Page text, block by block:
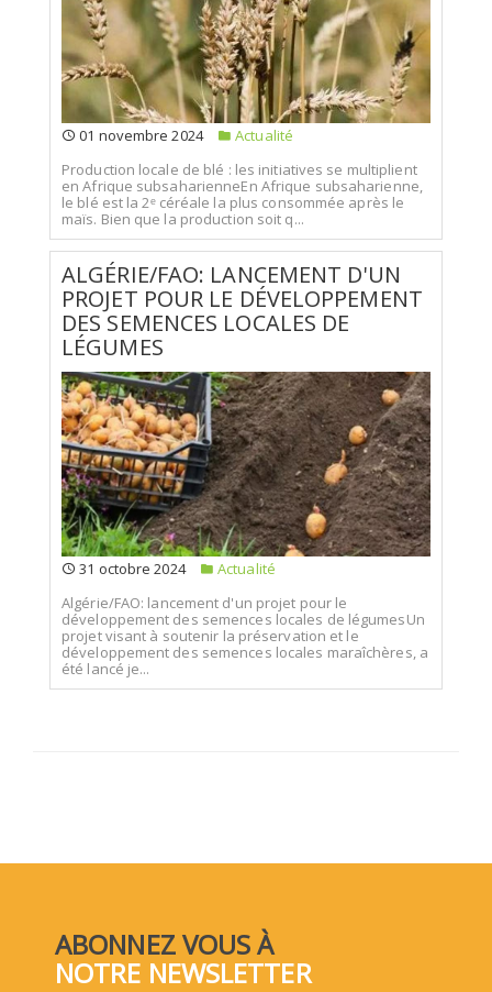
01 novembre 2024
Actualité
Production locale de blé : les initiatives se multiplient
en Afrique subsaharienneEn Afrique subsaharienne,
le blé est la 2ᵉ céréale la plus consommée après le
maïs. Bien que la production soit q...
ALGÉRIE/FAO: LANCEMENT D'UN
PROJET POUR LE DÉVELOPPEMENT
DES SEMENCES LOCALES DE
LÉGUMES
31 octobre 2024
Actualité
Algérie/FAO: lancement d'un projet pour le
développement des semences locales de légumesUn
projet visant à soutenir la préservation et le
développement des semences locales maraîchères, a
été lancé je...
ABONNEZ VOUS À
NOTRE NEWSLETTER